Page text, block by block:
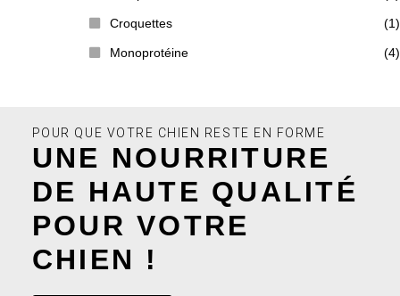
Croquettes (1)
Monoprotéine (4)
POUR QUE VOTRE CHIEN RESTE EN FORME
UNE NOURRITURE
DE HAUTE QUALITÉ
POUR VOTRE
CHIEN !